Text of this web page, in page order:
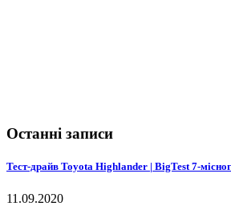
Останні записи
Тест-драйв Toyota Highlander | BigTest 7-
11.09.2020